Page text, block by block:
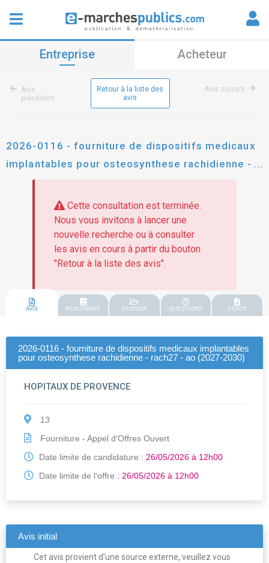
Entreprise Acheteur
Avis
précédent
Retour à la liste des
avis
Avis suivant
2026-0116 - fourniture de dispositifs medicaux
implantables pour osteosynthese rachidienne -
rach27 - ao (2027-2030)
Cette consultation est terminée.
Nous vous invitons à lancer une
nouvelle recherche ou à consulter
les avis en cours à partir du bouton
"Retour à la liste des avis".
AVIS REGLEMENT DOSSIER QUESTIONS DEPOT
2026-0116 - fourniture de dispositifs medicaux implantables
pour osteosynthese rachidienne - rach27 - ao (2027-2030)
HOPITAUX DE PROVENCE
13
Fourniture - Appel d'Offres Ouvert
Date limite de candidature : 26/05/2026 à 12h00
Date limite de l'offre : 26/05/2026 à 12h00
Avis initial
Cet avis provient d'une source externe, veuillez vous